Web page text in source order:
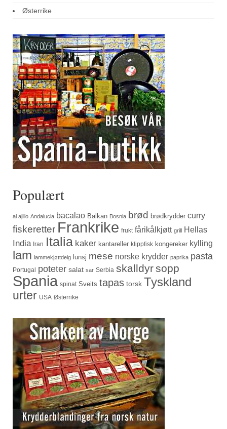
Østerrike
Populært
al ajillo Andalucia bacalao Balkan Bosnia brød brødkrydder curry
fiskeretter Frankrike frukt fårikålkjøtt grill Hellas
India Iran Italia kaker kantareller klippfisk kongereker kylling
lam lammekjøttdeig lunsj mese norske krydder paprika pasta
Portugal poteter salat sar Serbia skalldyrsopp
Spania spinat Sveits tapas torsk Tyskland
urter USA Østerrike